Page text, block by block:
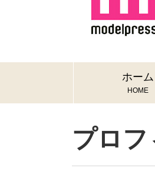
ホーム
HOME
プロ